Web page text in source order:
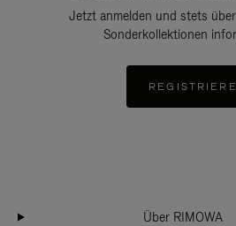
Jetzt anmelden und stets
Sonderkollektionen
Über RIMOWA